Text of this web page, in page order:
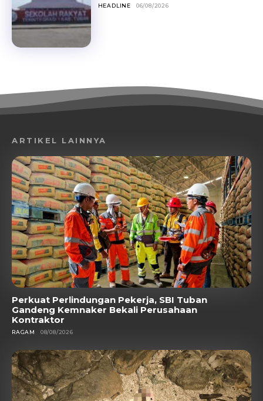
HEADLINE 06/08/2026
ARTIKEL LAINNYA
Perkuat Perlindungan Pekerja, SBI Tuban
Gandeng Kemnaker Bekali Perusahaan
Kontraktor
RAGAM 08/08/2026